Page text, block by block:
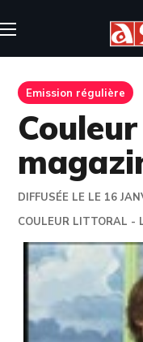
Emission régulière
DIFFUSÉE LE LE 16
COULEUR LITTORAL -